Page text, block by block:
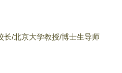
到
长/北京大学教授/博士生导师